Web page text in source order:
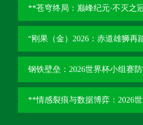
**苍穹终局：巅峰纪元·不灭之
“刚果（金）2026：赤道雄狮再